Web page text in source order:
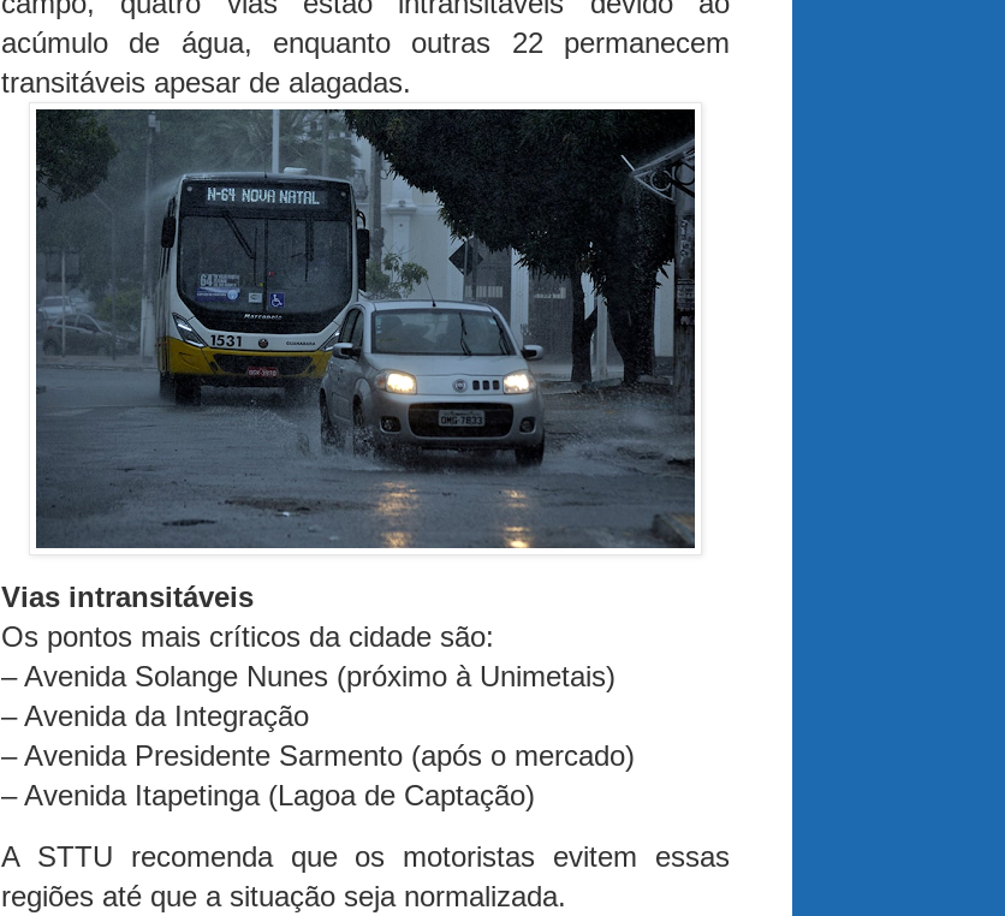
acúmulo de água, enquanto outras 22 permanecem
transitáveis apesar de alagadas.
Vias intransitáveis
Os pontos mais críticos da cidade são:
– Avenida Solange Nunes (próximo à Unimetais)
– Avenida da Integração
– Avenida Presidente Sarmento (após o mercado)
– Avenida Itapetinga (Lagoa de Captação)
A STTU recomenda que os motoristas evitem essas
regiões até que a situação seja normalizada.